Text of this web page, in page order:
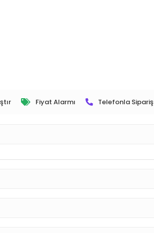
Fiyat Alarmı Telefonla Sipariş